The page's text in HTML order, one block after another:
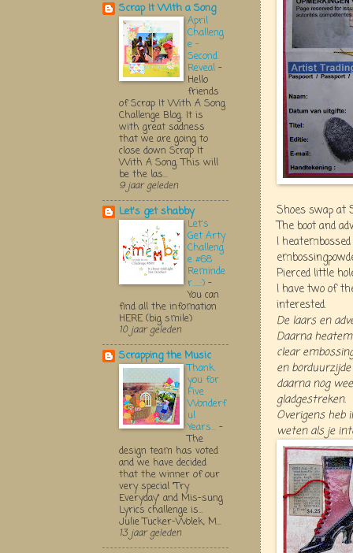
Shoes swap at
The boot and
I
Pierced little
I have two of
interested.
De laars en
Daarna
clear
en
daarna nog
gladgestreken.
Overigens heb
weten als je
Scrap It With a Song
April
Challeng
e -
Second
Reveal -
Hello
friends
of Scrap It With A Song
Challenge Blog. It is
with great sadness
that we are going to
close down Scrap It
With A Song. This will
be the las...
9 jaar geleden
Let's get shabby
Let's
Get Arty
Challeng
e #68
Reminde
r.....:) -
You can
find all the infomation
HERE (big smile)
10 jaar geleden
Scrapping the Music
Thank
you for
Five
Wonderf
ul
Years... -
The
design team has voted
and we have decided
that the winner of our
very special "Try
Everyday" and Mis-sung
Lyrics challenge is...
Julie Tucker-Wolek, M...
13 jaar geleden